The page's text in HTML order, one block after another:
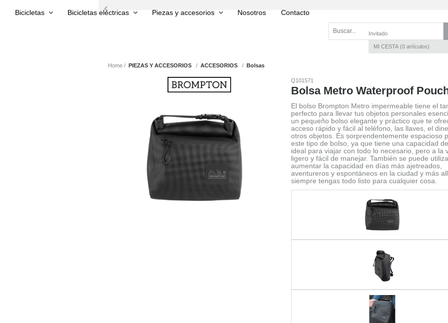
Invitado
MI CESTA 0 artículos
Bicicletas Bicicletas eléctricas Piezas y accesorios Nosotros Contacto
Home PIEZAS Y ACCESORIOS ACCESORIOS Bolsas
Q101571
Bolsa Metro Waterproof
El bolso Brompton Metro impermeable tiene el
perfecto para llevar tus objetos personales
un pequeño bolso elegante y práctico que te
acceso rápido y fácil al teléfono, las llaves, el
otros objetos. Es sorprendentemente espacioso
este tipo de bolso, ya que tiene una capacidad
ideal para viajar con todo lo necesario, pero a la
ligero y fácil de manejar. También se puede
aumentar la capacidad en días más ajetreados,
aventureros y espontáneos en la ciudad y más
siempre tengas todo listo para cualquier cosa.